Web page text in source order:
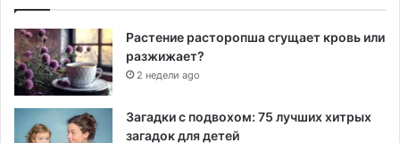
Растение расторопша сгущает кровь или
разжижает?
2 недели ago
Загадки с подвохом: 75 лучших хитрых
загадок для детей